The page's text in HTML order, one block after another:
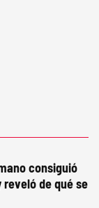
consiguió
reveló de qué se